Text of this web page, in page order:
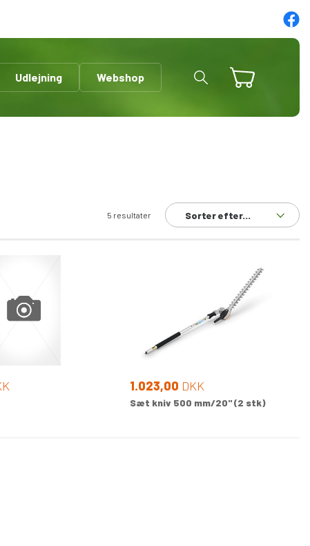
Udlejning Webshop
Sorter efter...
5 resultater
1.023,00 DKK
Sæt kniv 500 mm/20" (2 stk)